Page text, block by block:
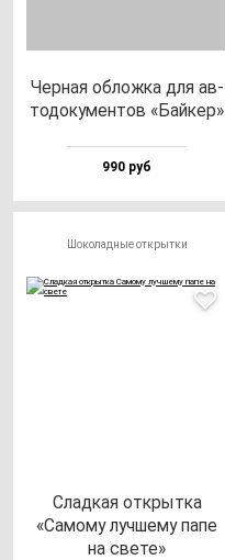
Чер­ная об­лож­ка для ав­
то­до­ку­мен­тов «Бай­кер»
990 руб
Шоколадные открытки
Слад­кая от­крыт­ка
«Само­му луч­ше­му па­пе
на све­те»